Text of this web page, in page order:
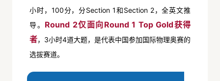
小时，100分，分Section 1和Section 2，全英文推
导。 Round 2仅面向Round 1 Top Gold获得
者，3小时4道大题，是代表中国参加国际物理奥赛的
选拔赛道。